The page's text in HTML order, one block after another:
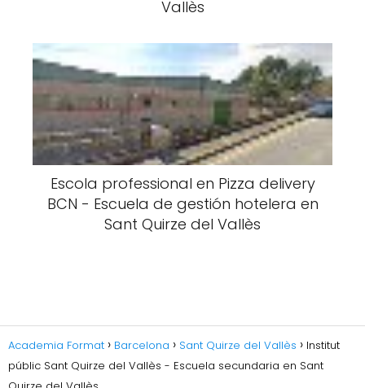
Vallès
Escola professional en Pizza delivery
BCN - Escuela de gestión hotelera en
Sant Quirze del Vallès
Academia Format Barcelona Sant Quirze del Vallès
Institut
públic Sant Quirze del Vallès - Escuela secundaria en Sant